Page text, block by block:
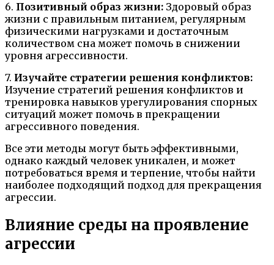
6. Позитивный образ жизни: Здоровый образ
жизни с правильным питанием, регулярным
физическими нагрузками и достаточным
количеством сна может помочь в снижении
уровня агрессивности.
7. Изучайте стратегии решения конфликтов:
Изучение стратегий решения конфликтов и
тренировка навыков урегулирования спорных
ситуаций может помочь в прекращении
агрессивного поведения.
Все эти методы могут быть эффективными,
однако каждый человек уникален, и может
потребоваться время и терпение, чтобы найти
наиболее подходящий подход для прекращения
агрессии.
Влияние среды на проявление
агрессии